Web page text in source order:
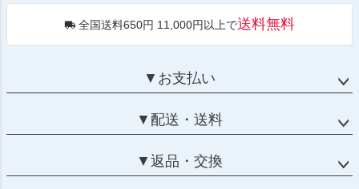
全国送料650円 11,000円以上で送料無料
▼お支払い
▼配送・送料
▼返品・交換